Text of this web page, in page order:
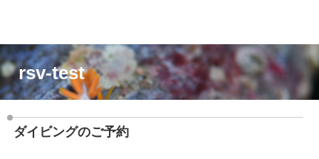
rsv-test
ダイビングのご予約